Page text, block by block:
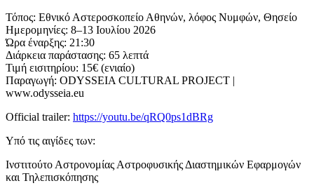
Τόπος: Εθνικό Αστεροσκοπείο Αθηνών, λόφος Νυμφών, Θησείο
Ημερομηνίες: 8–13 Ιουλίου 2026
Ώρα έναρξης: 21:30
Διάρκεια παράστασης: 65 λεπτά
Τιμή εισιτηρίου: 15€ (ενιαίο)
Παραγωγή: ODYSSEIA CULTURAL PROJECT |
www.odysseia.eu
Official trailer: https://youtu.be/qRQ0ps1dBRg
Υπό τις αιγίδες των:
Ινστιτούτο Αστρονομίας Αστροφυσικής Διαστημικών Εφαρμογών
και Τηλεπισκόπησης